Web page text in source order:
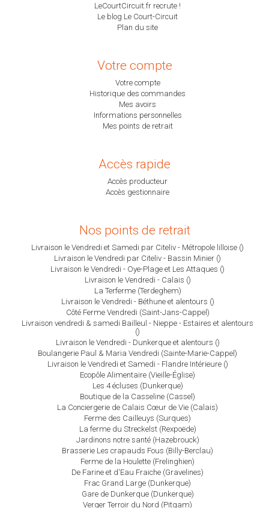
LeCourtCircuit.fr recrute !
Le blog Le Court-Circuit
Plan du site
Votre compte
Votre compte
Historique des commandes
Mes avoirs
Informations personnelles
Mes points de retrait
Accès rapide
Accès producteur
Accès gestionnaire
Nos points de retrait
Livraison le Vendredi et Samedi par Citeliv - Métropole lilloise ()
Livraison le Vendredi par Citeliv - Bassin Minier ()
Livraison le Vendredi - Oye-Plage et Les Attaques ()
Livraison le Vendredi - Calais ()
La Terferme (Terdeghem)
Livraison le Vendredi - Béthune et alentours ()
Côté Ferme Vendredi (Saint-Jans-Cappel)
Livraison vendredi & samedi Bailleul - Nieppe - Estaires et alentours
()
Livraison le Vendredi - Dunkerque et alentours ()
Boulangerie Paul & Maria Vendredi (Sainte-Marie-Cappel)
Livraison le Vendredi et Samedi - Flandre Intérieure ()
Ecopôle Alimentaire (Vieille-Église)
Les 4 écluses (Dunkerque)
Boutique de la Casseline (Cassel)
La Conciergerie de Calais Cœur de Vie (Calais)
Ferme des Cailleuys (Surques)
La ferme du Streckelst (Rexpoëde)
Jardinons notre santé (Hazebrouck)
Brasserie Les crapauds Fous (Billy-Berclau)
Ferme de la Houlette (Frelinghien)
De Farine et d'Eau Fraiche (Gravelines)
Frac Grand Large (Dunkerque)
Gare de Dunkerque (Dunkerque)
Verger Terroir du Nord (Pitgam)